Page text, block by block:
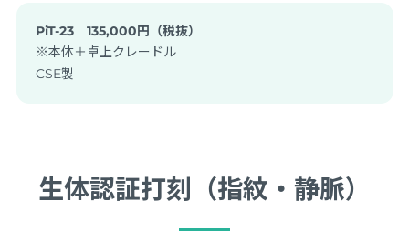
PiT-23 135,000円（税抜）
※本体＋卓上クレードル
CSE製
生体認証打刻（指紋・静脈）